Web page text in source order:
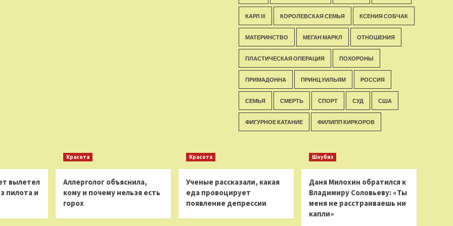
КАРЛ III КОРОЛЕВСКАЯ СЕМЬЯ КСЕНИЯ СОБЧАК
МАТЕРИНСТВО МЕГАН МАРКЛ ОТНОШЕНИЯ
ПЛАСТИЧЕСКАЯ ОПЕРАЦИЯ ПОХОРОНЫ
ПРИМАДОННА ПРИНЦ УИЛЬЯМ РОССИЯ
СЕМЬЯ СМЕРТЬ СПОРТ СУД США
ФИГУРНОЕ КАТАНИЕ ФИЛИПП КИРКОРОВ
вылетел
пилота и
Красота
Аллерголог объяснила,
кому и почему нельзя есть
горох
Красота
Ученые рассказали, какая
еда провоцирует
появление депрессии
Шоубиз
Даня Милохин обратился к
Владимиру Соловьеву: «Ты
меня не расстраиваешь ни
капли»